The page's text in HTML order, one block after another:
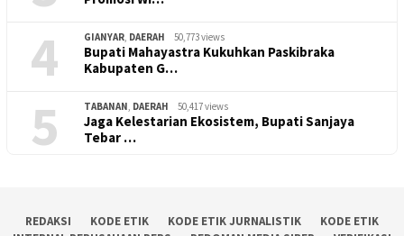
4 GIANYAR DAERAH 50,773 views
Bupati Mahayastra Kukuhkan Paskibraka
Kabupaten G…
5 TABANAN DAERAH 50,417 views
Jaga Kelestarian Ekosistem, Bupati Sanjaya
Tebar …
REDAKSI KODE ETIK KODE ETIK JURNALISTIK
KODE ETIK